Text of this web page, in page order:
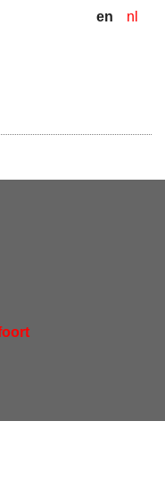
en nl